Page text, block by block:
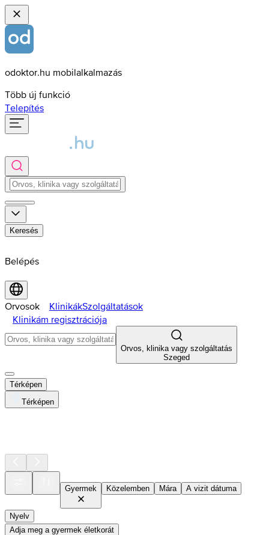
odoktor.hu mobilalkalmazás
Több új funkció
Telepítés
Keresés
Belépés
Orvosok KlinikákSzolgáltatások
Klinikám regisztrációja
Orvos, klinika vagy szolgáltatás
Szeged
Térképen
Térképen
Gyermek Közelemben Mára A vizit dátuma
Nyelv
Adja meg a gyermek életkorát